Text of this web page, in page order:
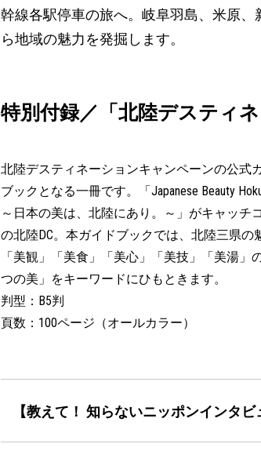
幹線各駅停車の旅へ。岐阜羽島、米原
ら地域の魅力を発掘します。
特別付録／「北陸デスティ
北陸デスティネーションキャンペーンの公式
ブックとなる一冊です。「Japanese Beauty
～日本の美は、北陸にあり。～」がキャッチ
の北陸DC。本ガイドブックでは、北陸三県の
「美観」「美食」「美心」「美技」「美湯」
つの美」をキーワードにひもときます。
判型：B5判
頁数：100ページ（オールカラー）
【教えて！ 知らないニッポンインタビ